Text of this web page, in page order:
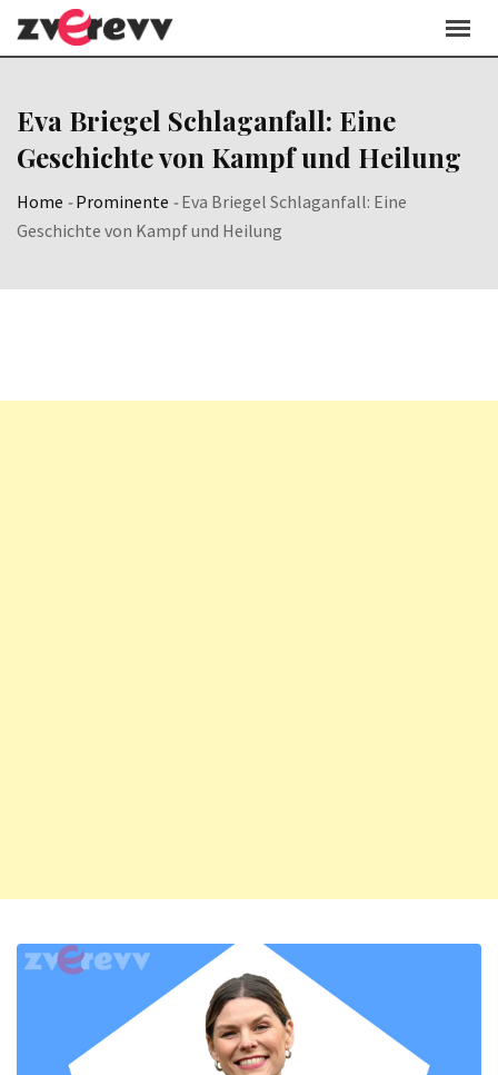
Skip
Eva Briegel Schlaganfall: Eine
Geschichte von Kampf und Heilung
Home -Prominente -Eva Briegel Schlaganfall: Eine
Geschichte von Kampf und Heilung